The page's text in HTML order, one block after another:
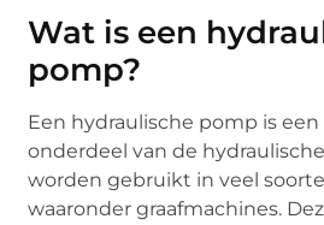
Wat is een
pomp?
Een hydraulische pomp is een
onderdeel van de
worden gebruikt in veel
waaronder graafmachines.